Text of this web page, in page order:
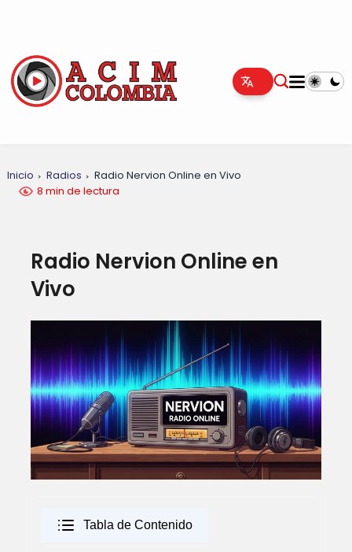
Inicio Radios
Radio Nervion Online en Vivo
8 min de lectura
Radio Nervion Online en
Vivo
Tabla de Contenido